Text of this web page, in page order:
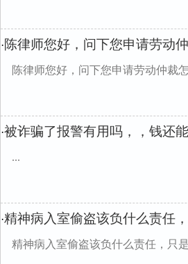
·陈律师您好，问下您申请劳动
陈律师您好，问下您申请劳动仲裁
·被诈骗了报警有用吗，，钱还
...
·精神病入室偷盗该负什么责任
精神病入室偷盗该负什么责任，只